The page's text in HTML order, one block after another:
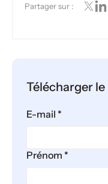
Partager sur :
Télécharger
E-mail *
Prénom *